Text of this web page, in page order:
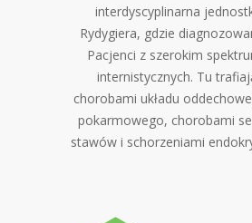
interdyscyplinarna
Rydygiera, gdzie
Pacjenci z szerokim
internistycznych. Tu
chorobami układu
pokarmowego, chorobami
stawów i schorzeniami